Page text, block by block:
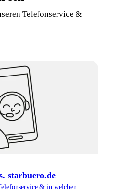
Telefonservice &
starbuero.de
& in welchen